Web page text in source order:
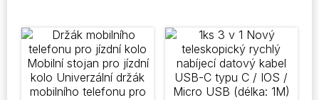
INTERIÉRU ZIMNÍ
TEPLOVZDUŠNÝ
VENTILÁTOR MINI
RADIÁTOR
VENTILÁTOR PRO
DOMÁCNOST
variant.
Možnosti
lze
vybrat
BLUETOOTH
W/MIC/8H
PLAYTIME/USB/AUX/TF
SLOT STONEGO
AUDIO
PŘÍSLUŠENSTVÍ
lze
vybrat